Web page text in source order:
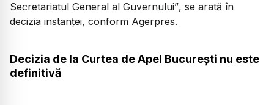
Secretariatul General al Guvernului”, se arată în
decizia instanței, conform Agerpres.
Decizia de la Curtea de Apel București nu este
definitivă